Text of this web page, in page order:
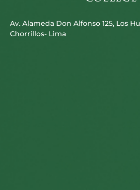
Av. Alameda Don Alfonso 125, Los
Chorrillos- Lima